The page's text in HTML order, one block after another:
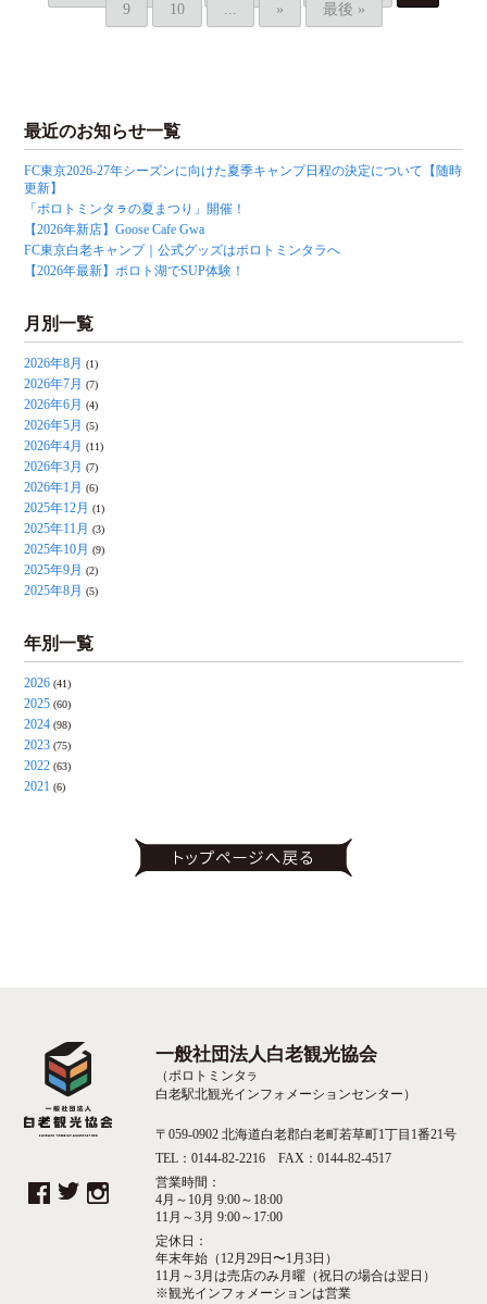
9
10 ... » 最後 »
最近のお知らせ一覧
FC東京2026-27年シーズンに向けた夏季キャンプ日程の決定について【随時
更新】
「ポロトミンタㇻの夏まつり」開催！
【2026年新店】Goose Cafe Gwa
FC東京白老キャンプ｜公式グッズはポロトミンタラへ
【2026年最新】ポロト湖でSUP体験！
月別一覧
2026年8月 (1)
2026年7月 (7)
2026年6月 (4)
2026年5月 (5)
2026年4月 (11)
2026年3月 (7)
2026年1月 (6)
2025年12月 (1)
2025年11月 (3)
2025年10月 (9)
2025年9月 (2)
2025年8月 (5)
年別一覧
2026 (41)
2025 (60)
2024 (98)
2023 (75)
2022 (63)
2021 (6)
一般社団法人白老観光協会
（ポロトミンタ ラ
白老駅北観光インフォメーションセンター）
〒059-0902 北海道白老郡白老町若草町1丁目1番21号
TEL：0144-82-2216 FAX：0144-82-4517
営業時間：
4月～10月 9:00～18:00
11月～3月 9:00～17:00
定休日：
年末年始（12月29日〜1月3日）
11月～3月は売店のみ月曜（祝日の場合は翌日）
※観光インフォメーションは営業